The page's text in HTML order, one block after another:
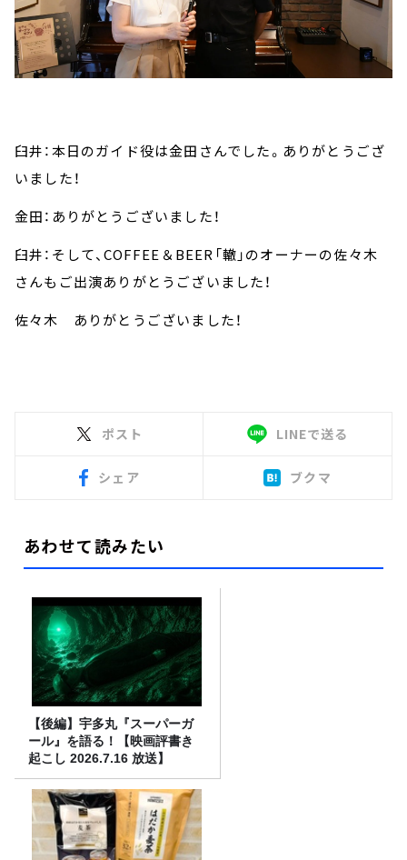
臼井：本日のガイド役は金田さんでした。ありがとうござ
いました！
金田：ありがとうございました！
臼井：そして、COFFEE＆BEER「轍」のオーナーの佐々木
さんもご出演ありがとうございました！
佐々木 ありがとうございました！
ポスト LINEで送る
シェア ブクマ
あわせて読みたい
【後編】宇多丸『スーパーガ
ール』を語る！【映画評書き
起こし 2026.7.16 放送】